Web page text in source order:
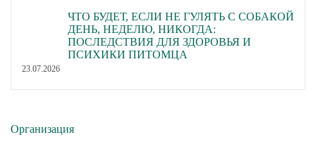
ЧТО БУДЕТ, ЕСЛИ НЕ ГУЛЯТЬ С СОБАКОЙ
ДЕНЬ, НЕДЕЛЮ, НИКОГДА:
ПОСЛЕДСТВИЯ ДЛЯ ЗДОРОВЬЯ И
ПСИХИКИ ПИТОМЦА
23.07.2026
Организация